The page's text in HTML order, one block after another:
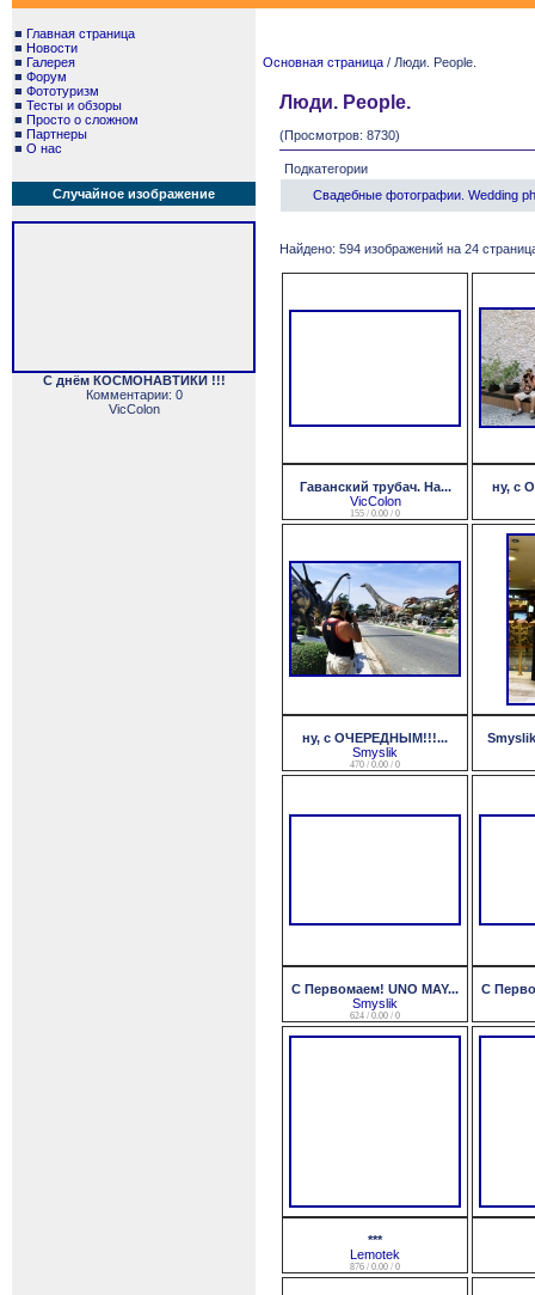
■ Главная страница
■ Новости
■ Галерея
■ Форум
■ Фототуризм
■ Тесты и обзоры
■ Просто о сложном
■ Партнеры
■ О нас
Случайное изображение
С днём КОСМОНАВТИКИ !!!
Комментарии: 0
VicColon
Основная страница / Люди. People.
Люди. People.
(Просмотров: 8730)
Подкатегории
Свадебные фотографии. Wedding
Найдено: 594 изображений на 24
Гаванский трубач. На...
VicColon
155 / 0.00 / 0
ну, с
ну, с ОЧЕРЕДНЫМ!!!...
Smyslik
470 / 0.00 / 0
С Первомаем! UNO MAY...
Smyslik
624 / 0.00 / 0
С
***
Lemotek
876 / 0.00 / 0